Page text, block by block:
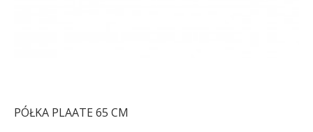
PÓŁKA PLAATE 65 CM